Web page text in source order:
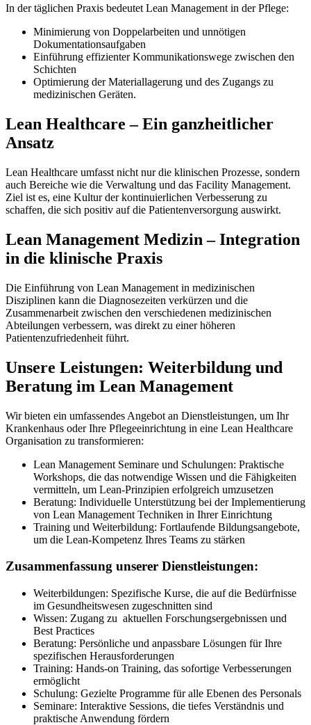
In der täglichen Praxis bedeutet Lean Management in der Pflege:
Minimierung von Doppelarbeiten und unnötigen
Dokumentationsaufgaben
Einführung effizienter Kommunikationswege zwischen den
Schichten
Optimierung der Materiallagerung und des Zugangs zu
medizinischen Geräten.
Lean Healthcare – Ein ganzheitlicher
Ansatz
Lean Healthcare umfasst nicht nur die klinischen Prozesse, sondern
auch Bereiche wie die Verwaltung und das Facility Management.
Ziel ist es, eine Kultur der kontinuierlichen Verbesserung zu
schaffen, die sich positiv auf die Patientenversorgung auswirkt.
Lean Management Medizin – Integration
in die klinische Praxis
Die Einführung von Lean Management in medizinischen
Disziplinen kann die Diagnosezeiten verkürzen und die
Zusammenarbeit zwischen den verschiedenen medizinischen
Abteilungen verbessern, was direkt zu einer höheren
Patientenzufriedenheit führt.
Unsere Leistungen: Weiterbildung und
Beratung im Lean Management
Wir bieten ein umfassendes Angebot an Dienstleistungen, um Ihr
Krankenhaus oder Ihre Pflegeeinrichtung in eine Lean Healthcare
Organisation zu transformieren:
Lean Management Seminare und Schulungen: Praktische
Workshops, die das notwendige Wissen und die Fähigkeiten
vermitteln, um Lean-Prinzipien erfolgreich umzusetzen
Beratung: Individuelle Unterstützung bei der Implementierung
von Lean Management Techniken in Ihrer Einrichtung
Training und Weiterbildung: Fortlaufende Bildungsangebote,
um die Lean-Kompetenz Ihres Teams zu stärken
Zusammenfassung unserer Dienstleistungen:
Weiterbildungen: Spezifische Kurse, die auf die Bedürfnisse
im Gesundheitswesen zugeschnitten sind
Wissen: Zugang zu aktuellen Forschungsergebnissen und
Best Practices
Beratung: Persönliche und anpassbare Lösungen für Ihre
spezifischen Herausforderungen
Training: Hands-on Training, das sofortige Verbesserungen
ermöglicht
Schulung: Gezielte Programme für alle Ebenen des Personals
Seminare: Interaktive Sessions, die tiefes Verständnis und
praktische Anwendung fördern